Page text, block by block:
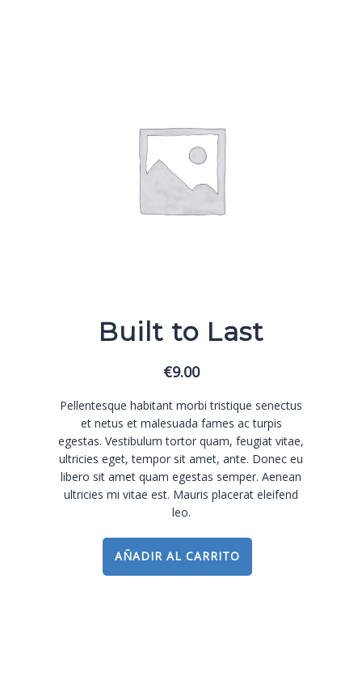
Built to Last
€9.00
Pellentesque habitant morbi tristique senectus
et netus et malesuada fames ac turpis
egestas. Vestibulum tortor quam, feugiat vitae,
ultricies eget, tempor sit amet, ante. Donec eu
libero sit amet quam egestas semper. Aenean
ultricies mi vitae est. Mauris placerat eleifend
leo.
AÑADIR AL CARRITO